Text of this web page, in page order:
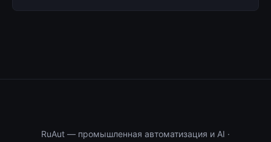
RuAut — промышленная автоматизация и AI ·